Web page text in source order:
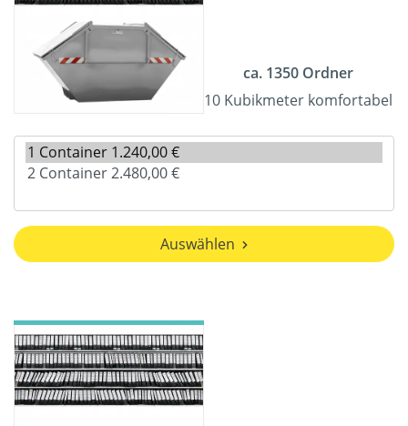
ca. 1350 Ordner
10 Kubikmeter komfortabel
Auswählen